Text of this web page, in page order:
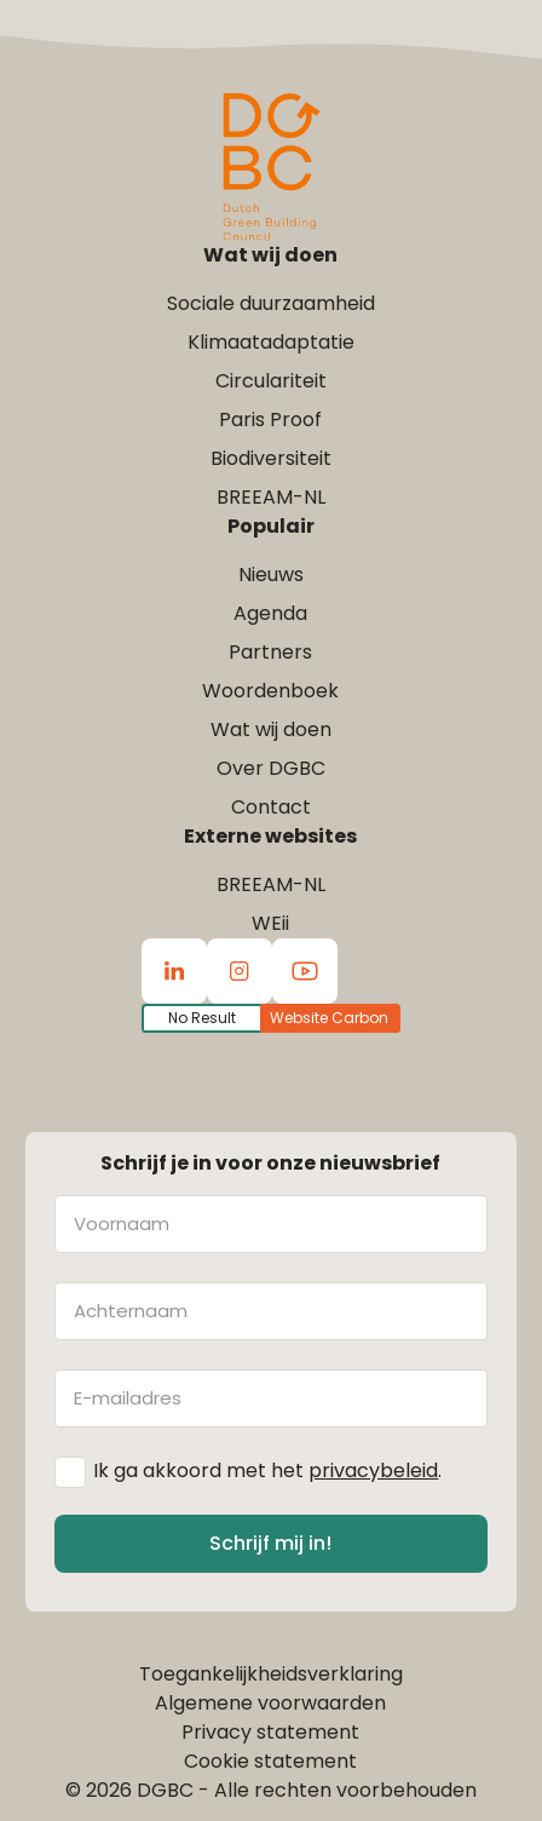
Wat wij doen
Sociale duurzaamheid
Klimaatadaptatie
Circulariteit
Paris Proof
Biodiversiteit
BREEAM-NL
Populair
Nieuws
Agenda
Partners
Woordenboek
Wat wij doen
Over DGBC
Contact
Externe websites
BREEAM-NL
WEii
No Result Website Carbon
Schrijf je in voor onze nieuwsbrief
Naam
Achternaam
E-
mailadres
Ik ga akkoord met het privacybeleid.
Schrijf mij in!
© 2026 DGBC - Alle rechten voorbehouden
Toegankelijkheidsverklaring
Algemene voorwaarden
Privacy statement
Cookie statement